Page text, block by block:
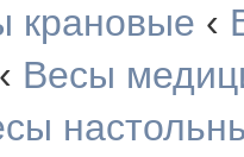
крановые ‹
‹ Весы